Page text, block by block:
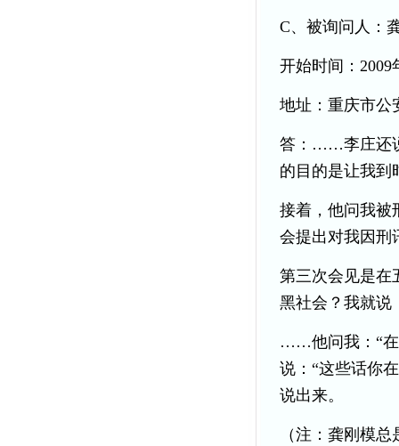
C、被询问人：
开始时间：2009
地址：重庆市公
答：……李庄还
的目的是让我到
接着，他问我被
会提出对我因
第三次会见是在
黑社会？我就
……他问我：“在
说：“这些话你
说出来。
（注：龚刚模